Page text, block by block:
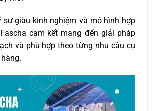
sư giàu kinh nghiệm và mô hình hợp
cam kết mang đến giải pháp
và phù hợp theo từng nhu cầu cụ